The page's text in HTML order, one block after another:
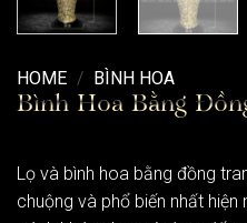
HOME / BÌNH HOA
Bình Hoa Bằng
Lọ và bình hoa bằng đồng
chuộng và phổ biến nhất